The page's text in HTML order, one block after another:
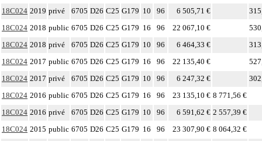
18C024 2019 privé 6705 D26 C25 G179 10 96 6 505,71 €
18C024 2018 public 6705 D26 C25 G179 16 96 22 067,10 €
18C024 2018 privé 6705 D26 C25 G179 10 96 6 464,33 €
18C024 2017 public 6705 D26 C25 G179 16 96 22 135,40 €
18C024 2017 privé 6705 D26 C25 G179 10 96 6 247,32 €
18C024 2016 public 6705 D26 C25 G179 16 96 23 135,10 € 8 771,56 €
18C024 2016 privé 6705 D26 C25 G179 10 96 6 591,62 € 2 557,39 €
18C024 2015 public 6705 D26 C25 G179 16 96 23 307,90 € 8 064,32 €